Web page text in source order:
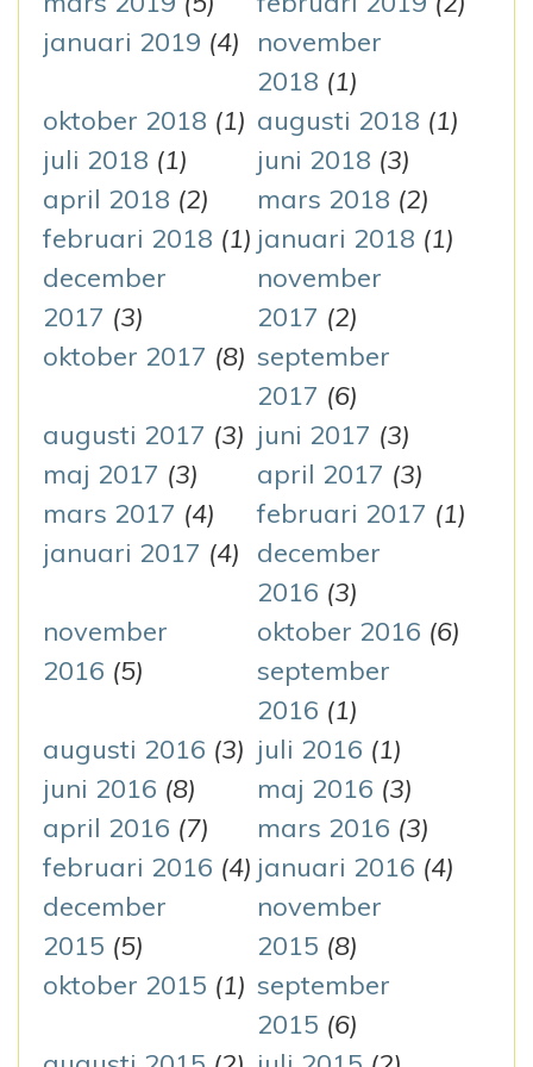
januari 2019 (4)
november
2018 (1)
oktober 2018 (1) augusti 2018 (1)
juli 2018 (1) juni 2018 (3)
april 2018 (2) mars 2018 (2)
februari 2018 (1) januari 2018 (1)
december
2017 (3)
november
2017 (2)
oktober 2017 (8) september
2017 (6)
augusti 2017 (3) juni 2017 (3)
maj 2017 (3) april 2017 (3)
mars 2017 (4) februari 2017 (1)
januari 2017 (4)
december
2016 (3)
november
2016 (5)
oktober 2016 (6)
september
2016 (1)
augusti 2016 (3) juli 2016 (1)
juni 2016 (8) maj 2016 (3)
april 2016 (7) mars 2016 (3)
februari 2016 (4) januari 2016 (4)
december
2015 (5)
november
2015 (8)
oktober 2015 (1) september
2015 (6)